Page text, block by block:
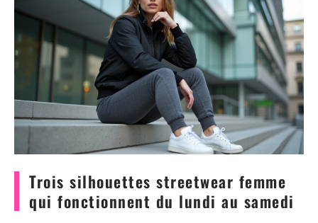
Trois silhouettes streetwear femme
qui fonctionnent du lundi au samedi